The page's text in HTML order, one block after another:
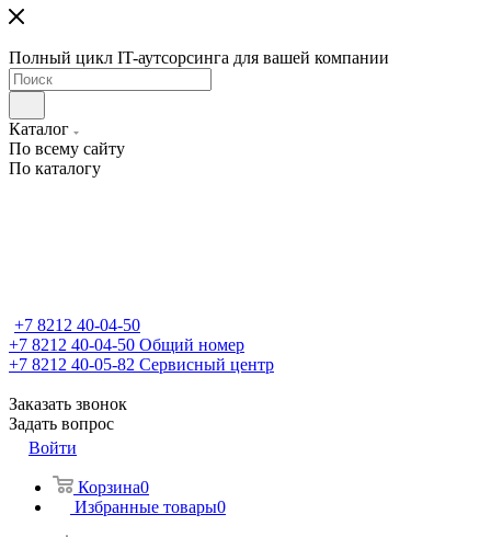
Полный цикл IT-аутсорсинга для вашей компании
Каталог
По всему сайту
По каталогу
+7 8212 40-04-50
+7 8212 40-04-50 Общий номер
+7 8212 40-05-82 Сервисный центр
Заказать звонок
Задать вопрос
Войти
Корзина0
Избранные товары0